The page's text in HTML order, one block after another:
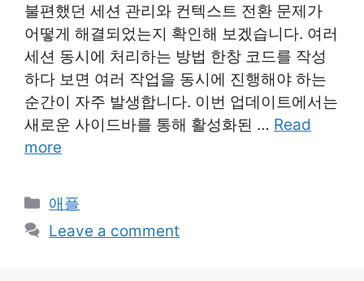
불편했던 세션 관리와 컨텍스트 전환 문제가
어떻게 해결되었는지 확인해 보겠습니다. 여러
세션 동시에 처리하는 방법 한창 코드를 작성
하다 보면 여러 작업을 동시에 진행해야 하는
순간이 자주 발생합니다. 이번 업데이트에서는
새로운 사이드바를 통해 활성화된 … Read
more
Categories
애플
Leave a comment